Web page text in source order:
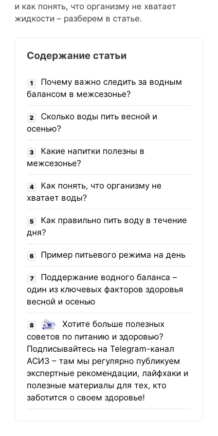
и как понять, что организму не хватает
жидкости – разберем в статье.
Содержание статьи
1
Почему важно следить за водным
балансом в межсезонье?
2
Сколько воды пить весной и
осенью?
3
Какие напитки полезны в
межсезонье?
4
Как понять, что организму не
хватает воды?
5
Как правильно пить воду в течение
дня?
6 Пример питьевого режима на день
7
Поддержание водного баланса –
один из ключевых факторов здоровья
весной и осенью
8
Хотите больше полезных
советов по питанию и здоровью?
Подписывайтесь на Telegram-канал
АСИЗ – там мы регулярно публикуем
экспертные рекомендации, лайфхаки и
полезные материалы для тех, кто
заботится о своем здоровье!